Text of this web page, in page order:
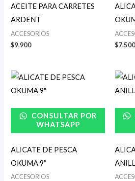
ACEITE PARA CARRETES
ARDENT
ACCESORIOS
$9.900 $7.500
CONSULTAR POR
WHATSAPP
ALICATE DE PESCA
OKUMA 9″
ACCESORIOS